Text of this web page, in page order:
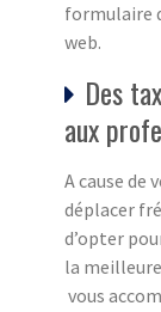
formulaire
web.
Des
aux
A cause de
déplacer
d’opter
la
vous